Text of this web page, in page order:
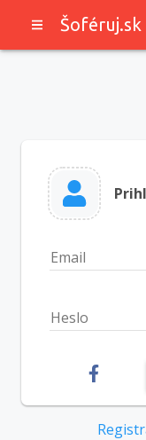
Šoféruj.sk
Email
Heslo